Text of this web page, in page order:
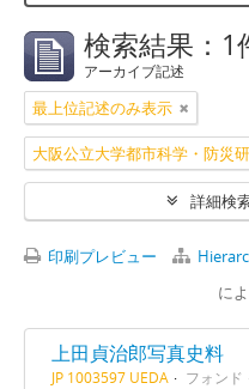
検索結果：1
アーカイブ記述
最上位記述のみ表示
詳細検
印刷プレビュー
に
上田貞治郎写真史料
JP 1003597 UEDA フォンド